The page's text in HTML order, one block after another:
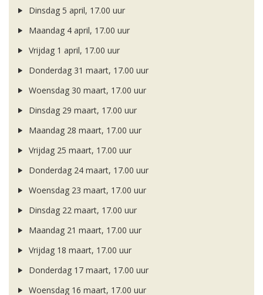
Dinsdag 5 april, 17.00 uur
Maandag 4 april, 17.00 uur
Vrijdag 1 april, 17.00 uur
Donderdag 31 maart, 17.00 uur
Woensdag 30 maart, 17.00 uur
Dinsdag 29 maart, 17.00 uur
Maandag 28 maart, 17.00 uur
Vrijdag 25 maart, 17.00 uur
Donderdag 24 maart, 17.00 uur
Woensdag 23 maart, 17.00 uur
Dinsdag 22 maart, 17.00 uur
Maandag 21 maart, 17.00 uur
Vrijdag 18 maart, 17.00 uur
Donderdag 17 maart, 17.00 uur
Woensdag 16 maart, 17.00 uur